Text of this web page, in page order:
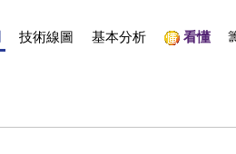
技術線圖 基本分析 看懂